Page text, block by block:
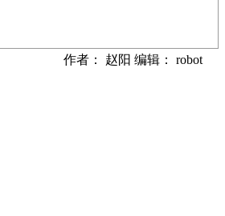
作者： 赵阳 编辑： robot